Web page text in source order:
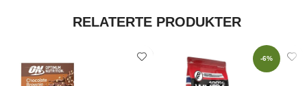
RELATERTE PRODUKTER
-6%